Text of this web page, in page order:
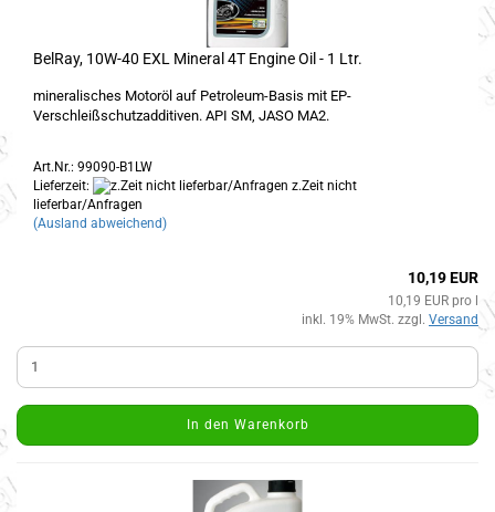
BelRay, 10W-40 EXL Mineral 4T Engine Oil - 1 Ltr.
mineralisches Motoröl auf Petroleum-Basis mit EP-
Verschleißschutzadditiven. API SM, JASO MA2.
Art.Nr.: 99090-B1LW
Lieferzeit:
z.Zeit nicht
lieferbar/Anfragen
(Ausland abweichend)
10,19 EUR
10,19 EUR pro l
inkl. 19% MwSt. zzgl. Versand
In den Warenkorb